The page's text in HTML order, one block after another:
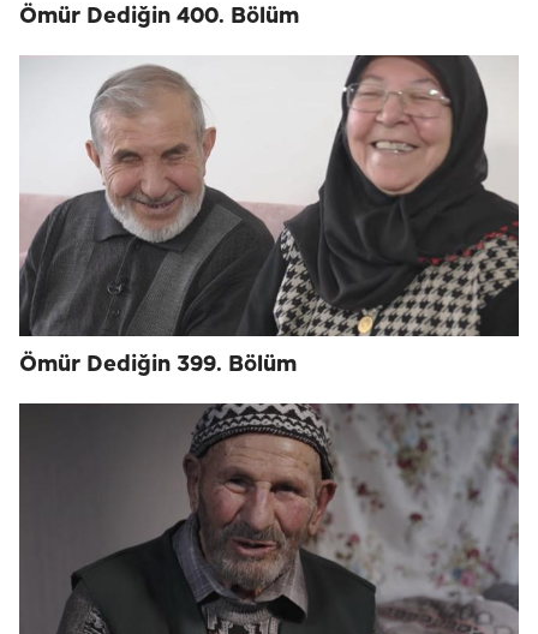
Ömür Dediğin 400. Bölüm
Ömür Dediğin 399. Bölüm